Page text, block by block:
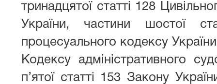
тринадцятої статті 128
України, частини шостої
процесуального кодексу
Кодексу адміністративного
п’ятої статті 153 Закону